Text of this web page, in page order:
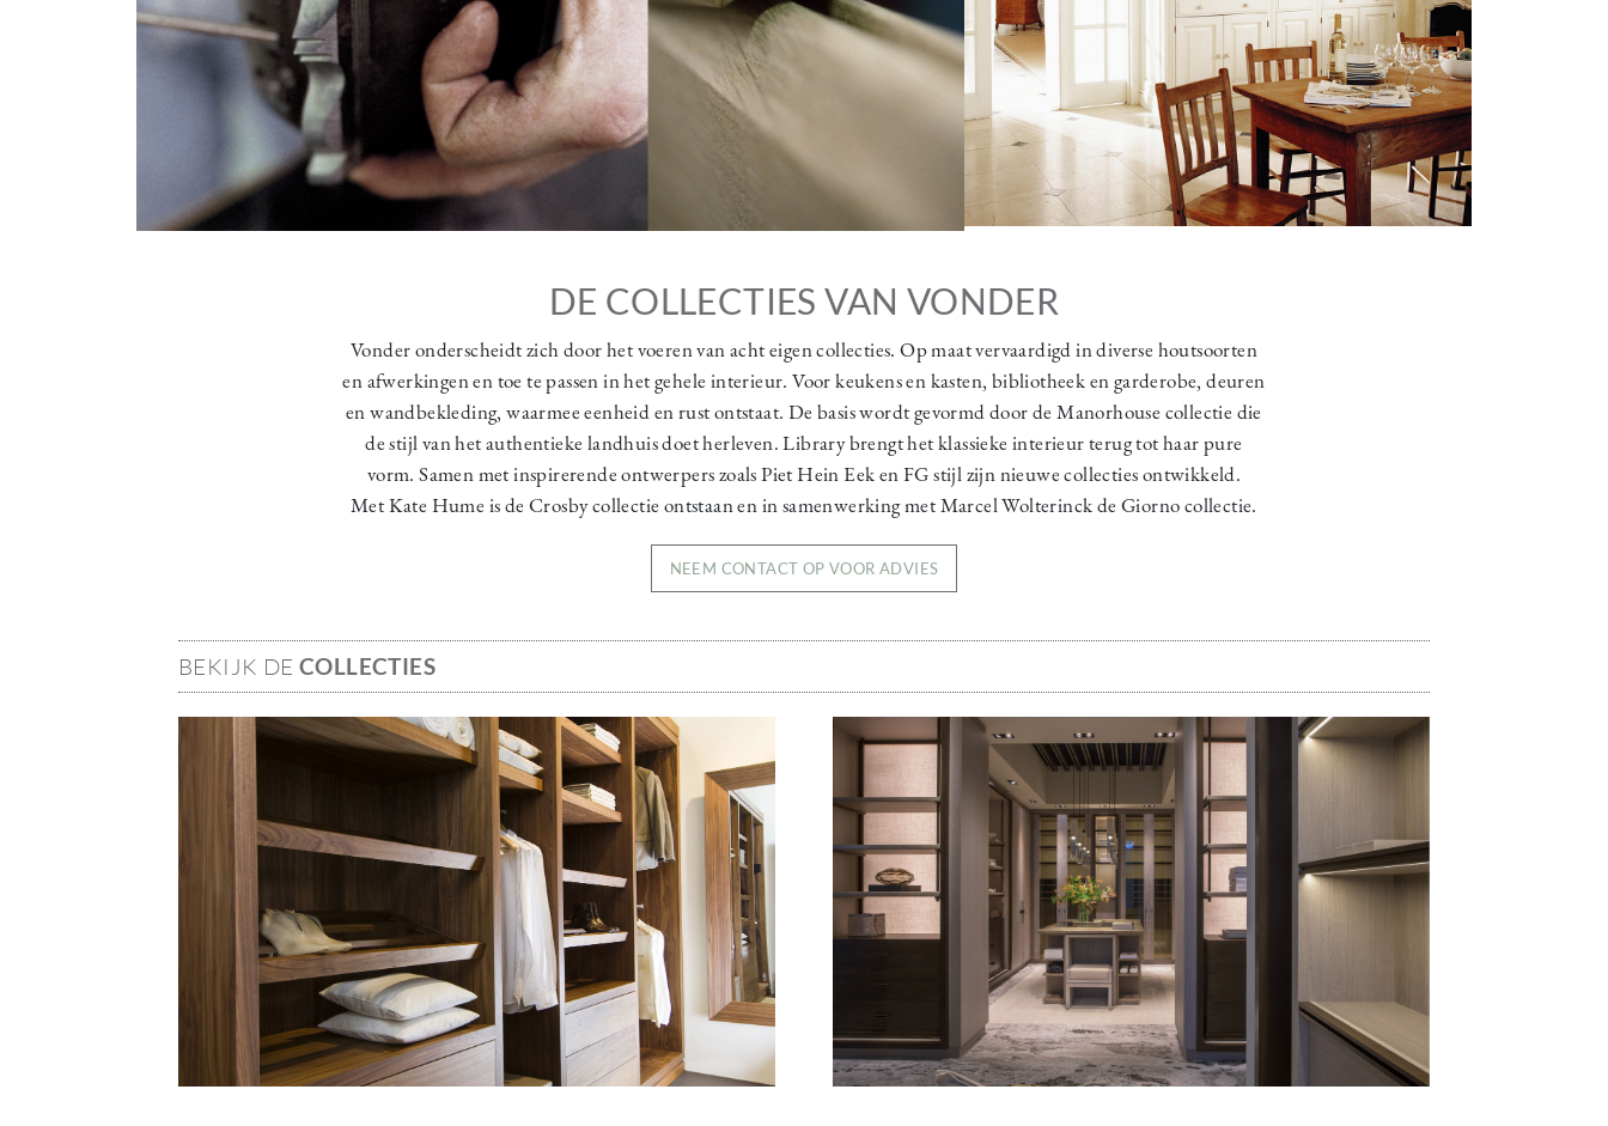
DE COLLECTIES VAN VONDER
Vonder onderscheidt zich door het voeren van acht eigen collecties. Op maat vervaardigd in diverse houtsoorten
en afwerkingen en toe te passen in het gehele interieur. Voor keukens en kasten, bibliotheek en garderobe, deuren
en wandbekleding, waarmee eenheid en rust ontstaat. De basis wordt gevormd door de Manorhouse collectie die
de stijl van het authentieke landhuis doet herleven. Library brengt het klassieke interieur terug tot haar pure
vorm. Samen met inspirerende ontwerpers zoals Piet Hein Eek en FG stijl zijn nieuwe collecties ontwikkeld.
Met Kate Hume is de Crosby collectie ontstaan en in samenwerking met Marcel Wolterinck de Giorno collectie.
NEEM CONTACT OP VOOR ADVIES
BEKIJK DE COLLECTIES
Image